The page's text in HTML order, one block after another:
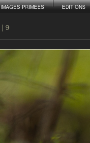
IMAGES PRIMEES EDITIONS
| 9